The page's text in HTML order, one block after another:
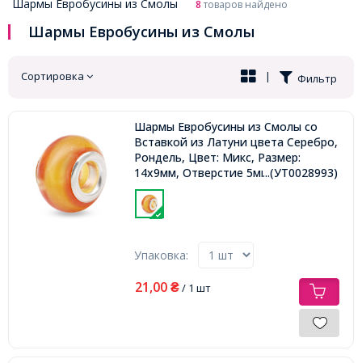
Шармы Евробусины из Смолы
8товаров найдено
Шармы Евробусины из Смолы
Сортировка Фильтр
|
Шармы Евробусины из Смолы со
Вставкой из Латуни цвета Серебро,
Рондель, Цвет: Микс, Размер:
14х9мм, Отверстие 5мм,...(УТ0028993)
Упаковка:
21,00 ₴/ 1 шт